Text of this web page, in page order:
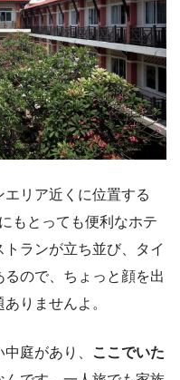
リア近くに位置する
もとっても便利なホテ
ランが立ち並び、タイ
ので、ちょっと顔を出
りませんよ。
庭があり、
ここでいた